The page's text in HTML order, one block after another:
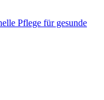
Pflege für gesunde